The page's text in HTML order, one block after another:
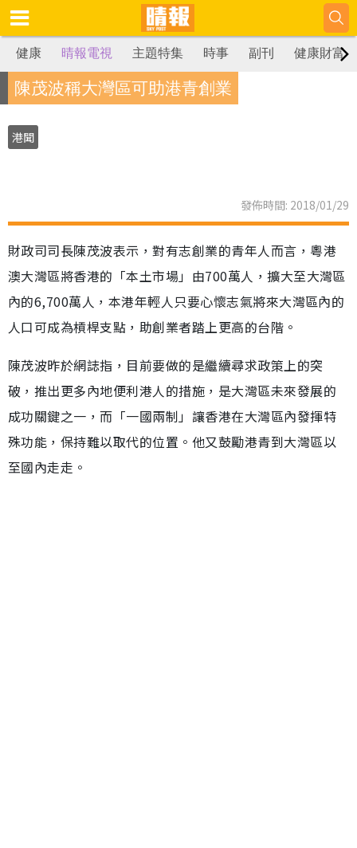
健康 晴報電視 主題特集 時事 副刊 健康財富
陳茂波稱大灣區可助港青創業
港聞
發佈時間: 2018/01/29
財政司司長陳茂波表示，對有志創業的青年人而言，粵港
澳大灣區將香港的「本土市場」由700萬人，擴大至大灣區
內的6,700萬人，本港年輕人只要心懷志氣將來大灣區內的
人口可成為槓桿支點，助創業者踏上更高的台階。
陳茂波昨於網誌指，目前要做的是繼續尋求政策上的突
破，推出更多內地便利港人的措施，是大灣區未來發展的
成功關鍵之一，而「一國兩制」讓香港在大灣區內發揮特
殊功能，保持難以取代的位置。他又鼓勵港青到大灣區以
至國內走走。